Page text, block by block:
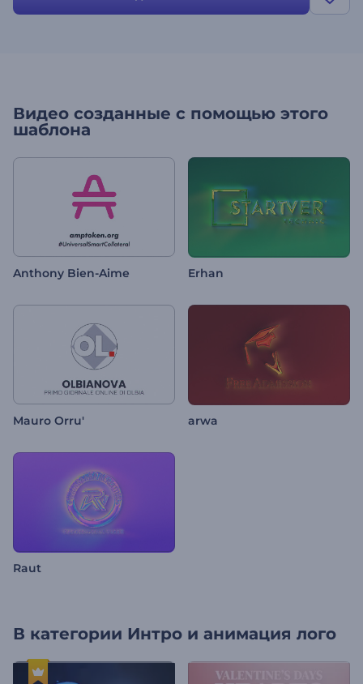
Видео созданные с помощью этого
шаблона
Anthony Bien-Aime Erhan
Mauro Orru' arwa
Raut
В категории Интро и анимация лого